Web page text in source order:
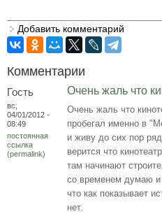
Добавить комментарий
Комментарии
Гость
вс,
04/01/2012 -
08:49
постоянная
ссылка
(permalink)
Очень жаль что
Очень жаль что
пробегал именно в
и живу до сих пор
верится что
там начинают
со временем думаю и
что как показывает
нет.